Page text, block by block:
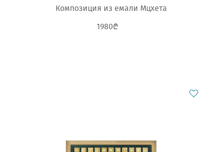
Композиция из емали Мцхета
1980₾